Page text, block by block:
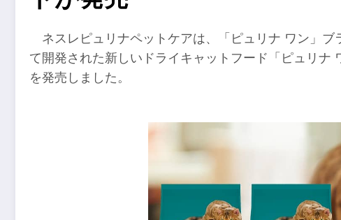
ネスレピュリナペットケアは、「ピュリナ ワン」
て開発された新しいドライキャットフード「ピュリナ
を発売しました。